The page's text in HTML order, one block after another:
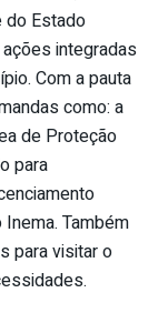
do Estado
integradas
Com a pauta
como: a
de Proteção
para
Também
para visitar o